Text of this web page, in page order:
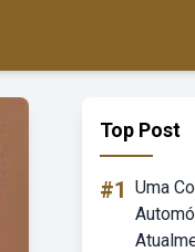
Top Post
#1 Uma